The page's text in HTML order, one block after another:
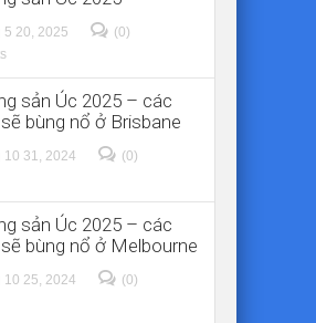
5 20, 2025
(0)
sản Úc 2025 – các
bùng nổ ở Brisbane
10 31, 2024
(0)
sản Úc 2025 – các
bùng nổ ở Melbourne
10 25, 2024
(0)